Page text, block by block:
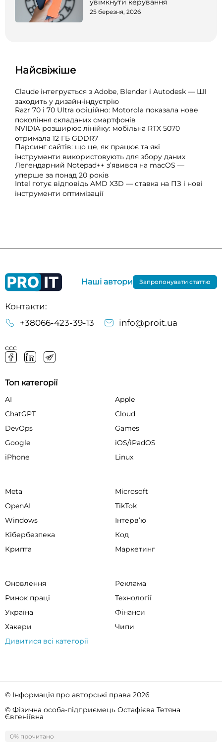
увімкнути керування
25 березня, 2026
Найсвіжіше
Claude інтегрується з Adobe, Blender і Autodesk — ШІ
заходить у дизайн-індустрію
Razr 70 і 70 Ultra офіційно: Motorola показала нове
покоління складаних смартфонів
NVIDIA розширює лінійку: мобільна RTX 5070
отримала 12 ГБ GDDR7
Парсинг сайтів: що це, як працює та які
інструменти використовують для збору даних
Легендарний Notepad++ з’явився на macOS —
уперше за понад 20 років
Intel готує відповідь AMD X3D — ставка на ПЗ і нові
інструменти оптимізації
0% прочитано
0%
Контакти:
+38066-423-39-13
info@proit.ua
ссс
Наші автори Запропонувати статтю
Топ категорії
AI
Apple
ChatGPT
Cloud
DevOps
Games
Google
iOS/iPadOS
iPhone
Linux
Meta
Microsoft
OpenAI
TikTok
Windows
Інтервʼю
Кібербезпека
Код
Крипта
Маркетинг
Оновлення
Реклама
Ринок праці
Технології
Україна
Фінанси
Хакери
Чипи
Дивитися всі категорії
© Інформація про авторські права 2026
© Фізична особа-підприємець Остафієва Тетяна
Євгеніївна
Правила спільноти